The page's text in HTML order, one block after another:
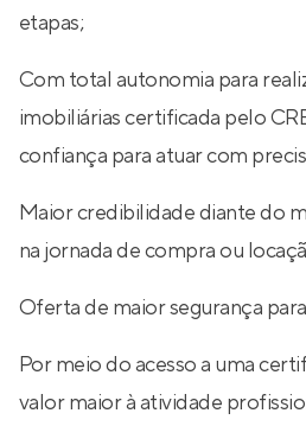
etapas;
Com total autonomia para
imobiliárias certificada pelo
confiança para atuar com
Maior credibilidade diante do
na jornada de compra ou
Oferta de maior segurança
Por meio do acesso a uma
valor maior à atividade